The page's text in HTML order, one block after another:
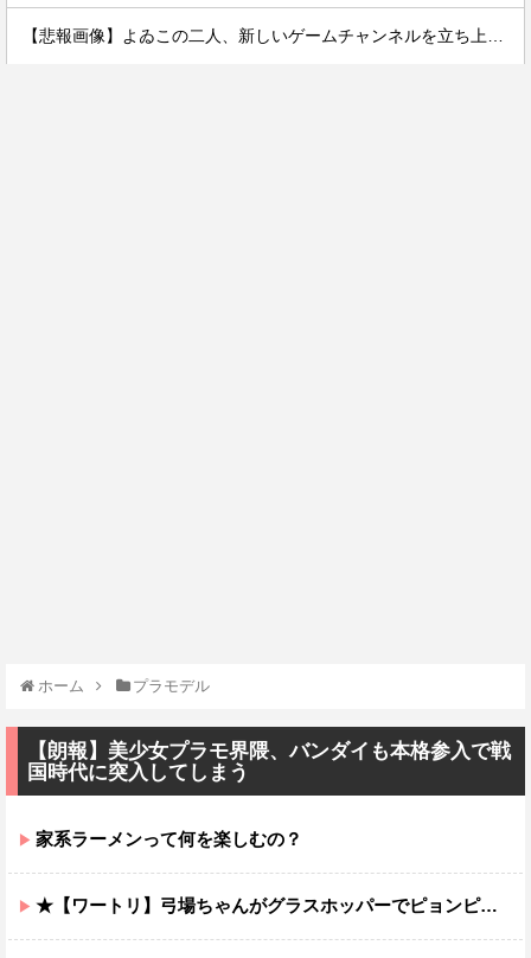
ホーム プラモデル
【朗報】美少女プラモ界隈、バンダイも本格参入で戦
国時代に突入してしまう
家系ラーメンって何を楽しむの？
★【ワートリ】弓場ちゃんがグラスホッパーでピョンピョン飛んでるところ想像するとジワジワくるから使わんでくれ